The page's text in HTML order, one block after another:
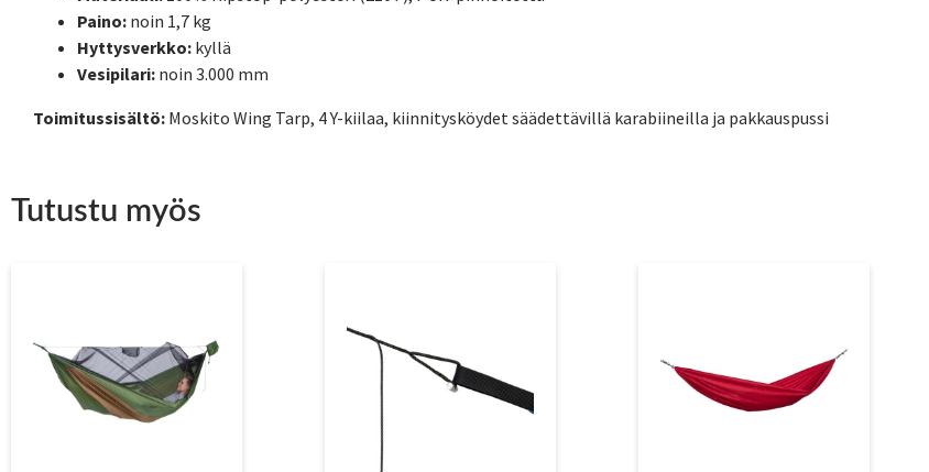
Paino: noin 1,7 kg
Hyttysverkko: kyllä
Vesipilari: noin 3.000 mm
Toimitussisältö: Moskito Wing Tarp, 4 Y-kiilaa, kiinnitysköydet säädettävillä karabiineilla ja pakkauspussi
Tutustu myös